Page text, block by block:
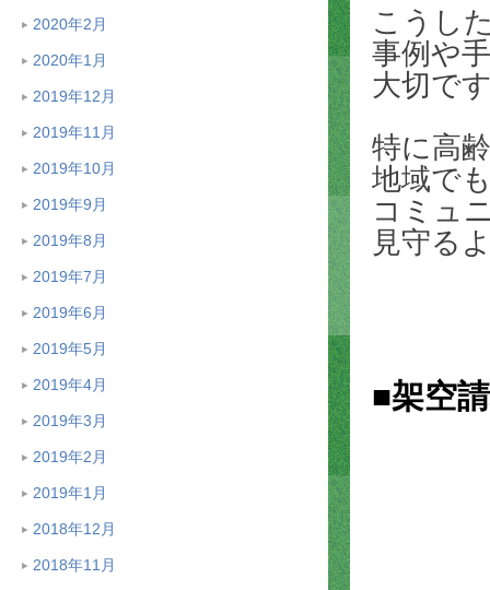
2020年2月
2020年1月
2019年12月
2019年11月
2019年10月
2019年9月
2019年8月
2019年7月
2019年6月
2019年5月
2019年4月
2019年3月
2019年2月
2019年1月
2018年12月
2018年11月
こうし
事例や
大切で
特に高
地域で
コミュ
見守る
■架空